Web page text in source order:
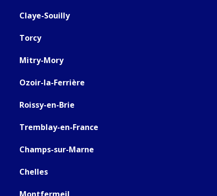
Claye-Souilly
Torcy
Mitry-Mory
Ozoir-la-Ferrière
Roissy-en-Brie
Tremblay-en-France
Champs-sur-Marne
Chelles